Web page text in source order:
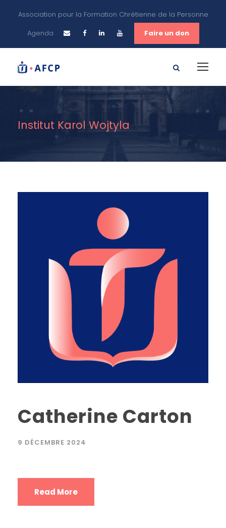
Association pour la Formation Chrétienne de la Personne
Agenda
Faire un don
Institut Karol Wojtyla
Catherine Carton
9 DÉCEMBRE 2024
Read More